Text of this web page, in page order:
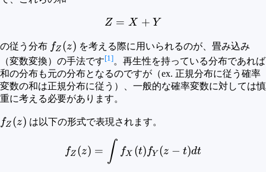
Z = X+Y
Z = X + Y
の従う分布 f_Z(z)
fZ (z) を考える際に用いられるのが、畳み込み
（変数変換）の手法です[1]。再生性を持っている分布であれば
和の分布も元の分布となるのですが（ex. 正規分布に従う確率
変数の和は正規分布に従う）、一般的な確率変数に対しては慎
重に考える必要があります。
f_Z(z)
fZ (z) は以下の形式で表現されます。
f_Z(z) = \int f_X(t)f_Y(z-
fZ (z) = ∫ fX (t) fY (z − t)dt